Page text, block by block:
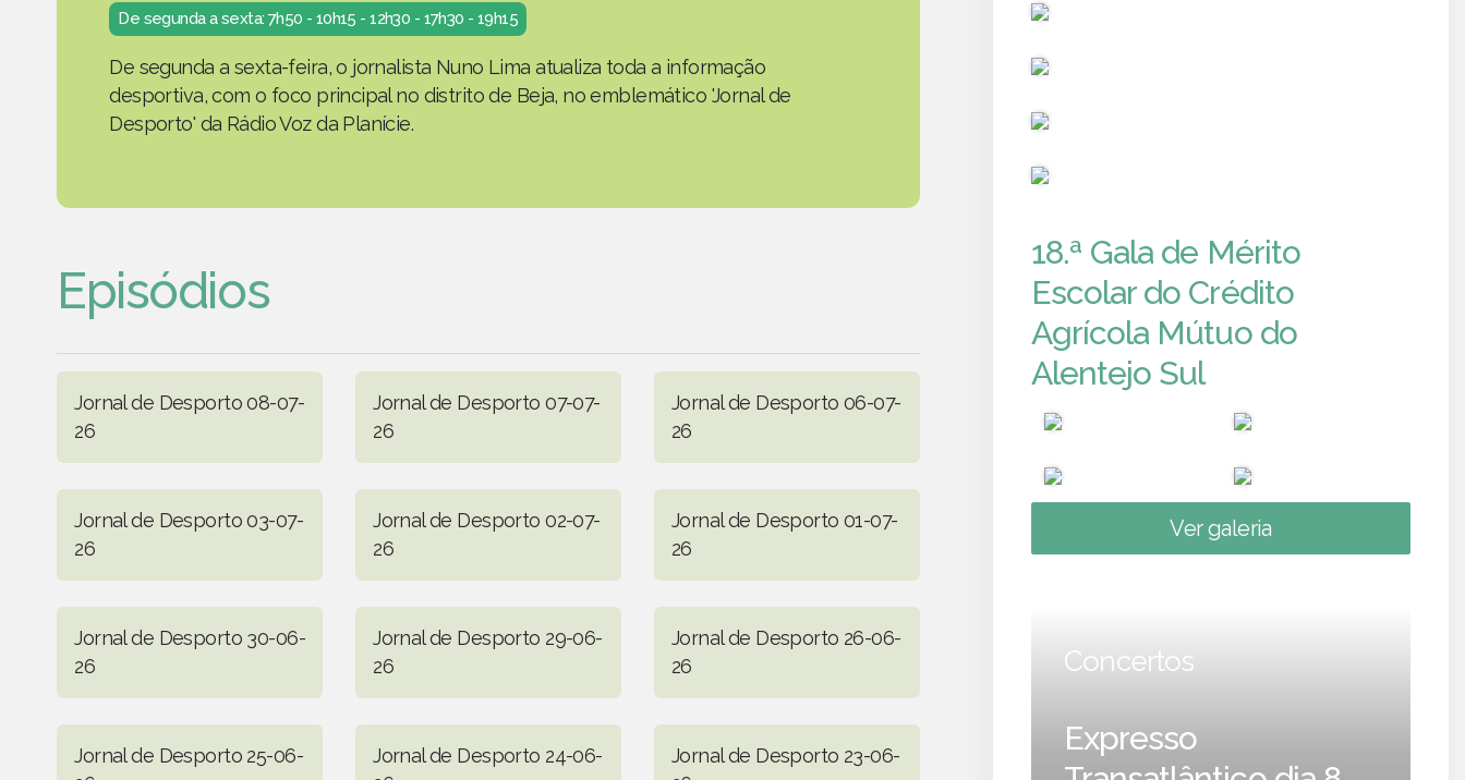
De segunda a sexta: 7h50 - 10h15 - 12h30 - 17h30 - 19h15
De segunda a sexta-feira, o jornalista Nuno Lima atualiza toda a informação
desportiva, com o foco principal no distrito de Beja, no emblemático 'Jornal de
Desporto' da Rádio Voz da Planície.
Episódios
Jornal de Desporto 08-07-
26
Jornal de Desporto 07-07-
26
Jornal de Desporto 06-07-
26
Jornal de Desporto 03-07-
26
Jornal de Desporto 02-07-
26
Jornal de Desporto 01-07-
26
Jornal de Desporto 30-06-
26
Jornal de Desporto 29-06-
26
Jornal de Desporto 26-06-
26
Jornal de Desporto 25-06-
Jornal de Desporto 24-06-
Jornal de Desporto 23-06-
18.ª Gala de Mérito
Escolar do Crédito
Agrícola Mútuo do
Alentejo Sul
Ver galeria
Concertos
Expresso